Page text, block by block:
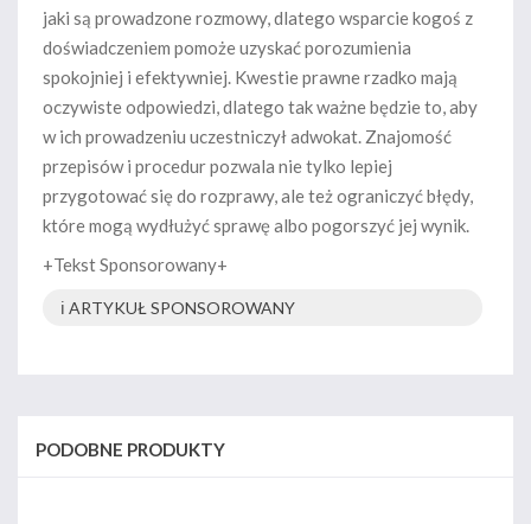
jaki są prowadzone rozmowy, dlatego wsparcie kogoś z
doświadczeniem pomoże uzyskać porozumienia
spokojniej i efektywniej. Kwestie prawne rzadko mają
oczywiste odpowiedzi, dlatego tak ważne będzie to, aby
w ich prowadzeniu uczestniczył adwokat. Znajomość
przepisów i procedur pozwala nie tylko lepiej
przygotować się do rozprawy, ale też ograniczyć błędy,
które mogą wydłużyć sprawę albo pogorszyć jej wynik.
+Tekst Sponsorowany+
ℹ️ ARTYKUŁ SPONSOROWANY
PODOBNE PRODUKTY